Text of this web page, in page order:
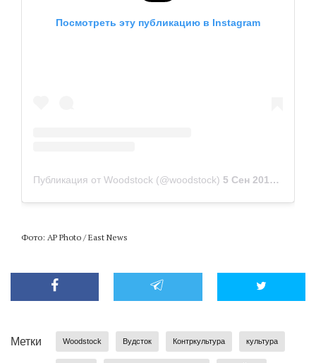
Посмотреть эту публикацию в Instagram
Публикация от Woodstock (@woodstock) 5 Сен 2018 в 10:25 PDT
Фото: AP Photo / East News
Метки Woodstock Вудсток Контркультура культура